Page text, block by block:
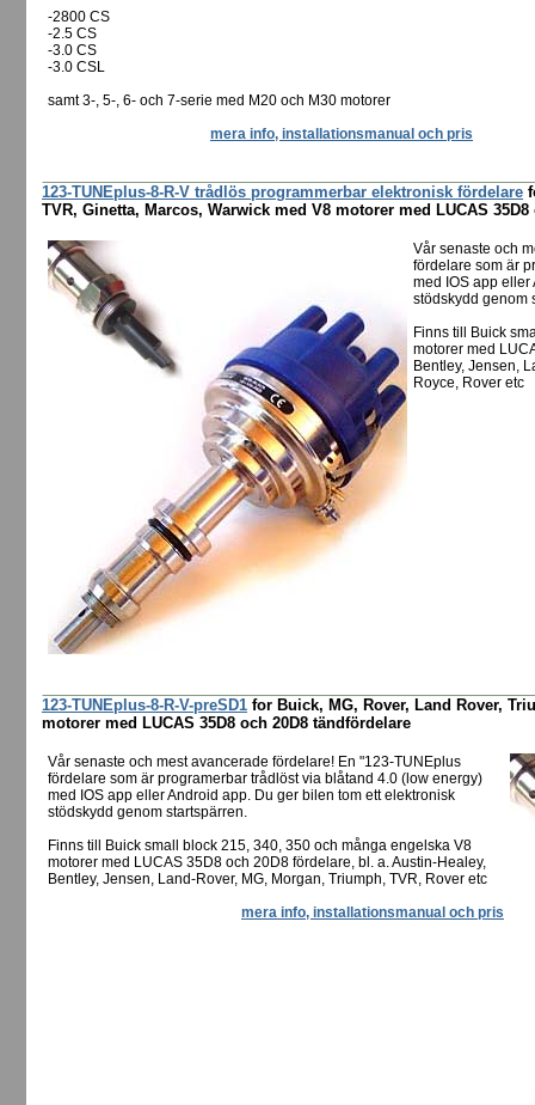
-2800 CS
-2.5 CS
-3.0 CS
-3.0 CSL
samt 3-, 5-, 6- och 7-serie med M20 och M30 motorer
mera info, installationsmanual och pris
123-TUNEplus-8-R-V trådlös programmerbar elektronisk fördelare
TVR, Ginetta, Marcos, Warwick med V8 motorer med LUCAS
Vår senaste och
fördelare som är
med IOS app
stödskydd genom
Finns till Buick
motorer med
Bentley, Jensen,
Royce, Rover etc
123-TUNEplus-8-R-V-preSD1 for Buick, MG, Rover, Land Rover,
motorer med LUCAS 35D8 och 20D8 tändfördelare
Vår senaste och mest avancerade fördelare! En "123-TUNEplus
fördelare som är programerbar trådlöst via blåtand 4.0 (low energy)
med IOS app eller Android app. Du ger bilen tom ett elektronisk
stödskydd genom startspärren.
Finns till Buick small block 215, 340, 350 och många engelska V8
motorer med LUCAS 35D8 och 20D8 fördelare, bl. a. Austin-Healey,
Bentley, Jensen, Land-Rover, MG, Morgan, Triumph, TVR, Rover etc
mera info, installationsmanual och pris